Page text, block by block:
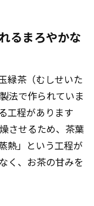
るまろやかな
緑茶（むしせいた
法で作られていま
工程があります
させるため、茶葉
熱」という工程が
く、お茶の甘みを